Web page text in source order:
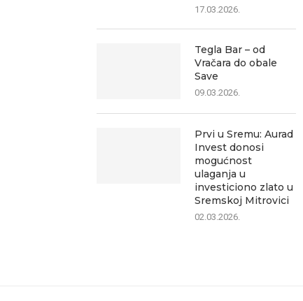
17.03.2026.
Tegla Bar – od
Vračara do obale
Save
09.03.2026.
Prvi u Sremu: Aurad
Invest donosi
mogućnost
ulaganja u
investiciono zlato u
Sremskoj Mitrovici
02.03.2026.